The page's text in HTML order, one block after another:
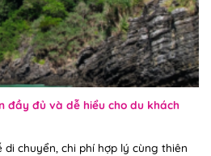
đầy đủ và dễ hiểu cho du khách
di chuyển, chi phí hợp lý cùng thiên